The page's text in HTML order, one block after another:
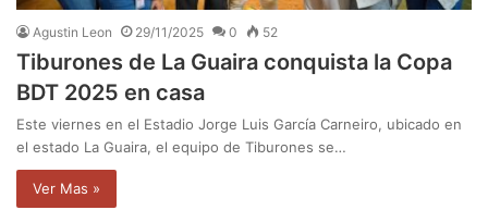
Agustin Leon 29/11/2025 0 52
Tiburones de La Guaira conquista la Copa
BDT 2025 en casa
Este viernes en el Estadio Jorge Luis García Carneiro, ubicado en
el estado La Guaira, el equipo de Tiburones se…
Ver Mas »